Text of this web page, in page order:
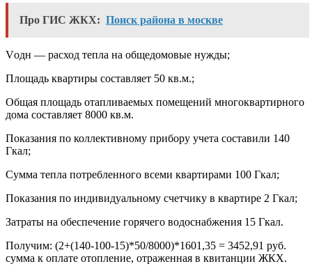
Про ГИС ЖКХ: Поиск района в москве
Vодн — расход тепла на общедомовые нужды;
Площадь квартиры составляет 50 кв.м.;
Общая площадь отапливаемых помещений многоквартирного
дома составляет 8000 кв.м.
Показания по коллективному прибору учета составили 140
Гкал;
Сумма тепла потребленного всеми квартирами 100 Гкал;
Показания по индивидуальному счетчику в квартире 2 Гкал;
Затраты на обеспечение горячего водоснабжения 15 Гкал.
Получим: (2+(140-100-15)*50/8000)*1601,35 = 3452,91 руб.
сумма к оплате отопление, отраженная в квитанции ЖКХ.